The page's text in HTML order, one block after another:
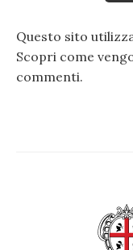
Questo sito
Scopri come
commenti.